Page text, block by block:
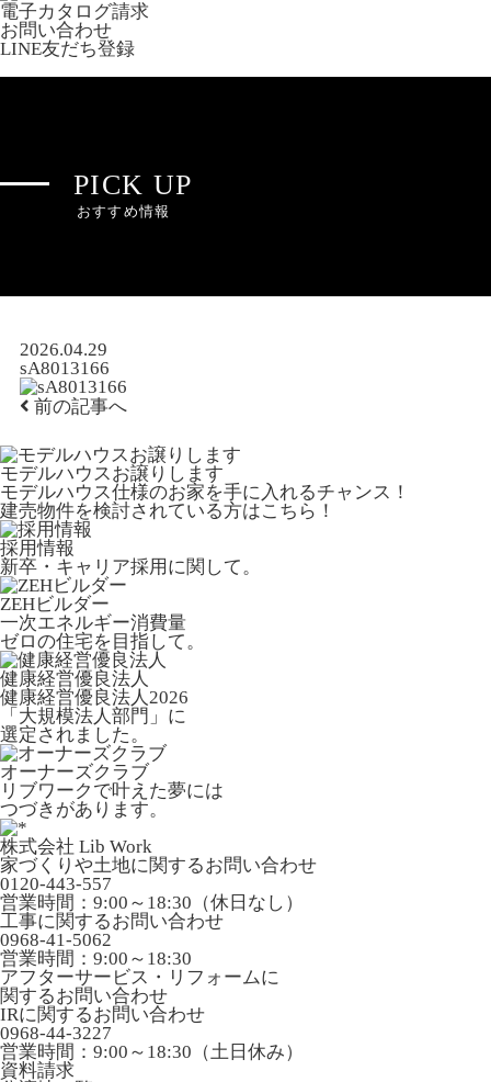
電子カタログ請求
お問い合わせ
LINE友だち登録
PICK UP
おすすめ情報
2026.04.29
sA8013166
前の記事へ
モデルハウスお譲りします
モデルハウス仕様のお家を手に入れるチャンス！
建売物件を検討されている方はこちら！
採用情報
新卒・キャリア採用に関して。
ZEHビルダー
一次エネルギー消費量
ゼロの住宅を目指して。
健康経営優良法人
健康経営優良法人2026
「大規模法人部門」に
選定されました。
オーナーズクラブ
リブワークで叶えた夢には
つづきがあります。
株式会社 Lib Work
家づくりや土地に関するお問い合わせ
0120-443-557
営業時間：9:00～18:30（休日なし）
工事に関するお問い合わせ
0968-41-5062
営業時間：9:00～18:30
アフターサービス・リフォームに
関するお問い合わせ
IRに関するお問い合わせ
0968-44-3227
営業時間：9:00～18:30（土日休み）
資料請求